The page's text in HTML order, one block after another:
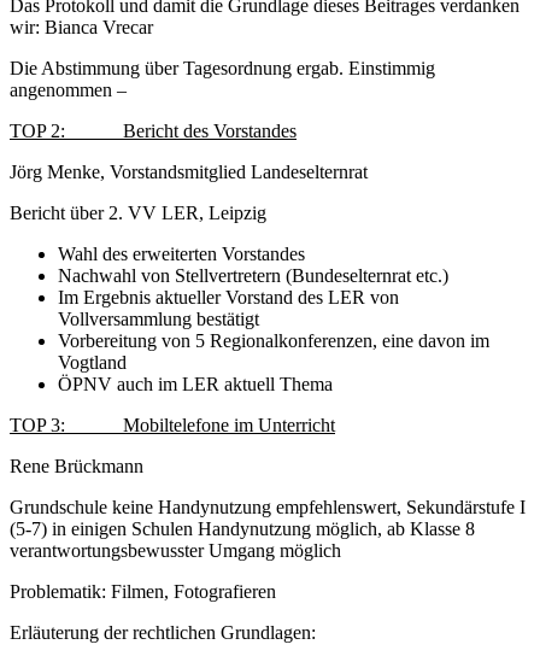
Das Protokoll und damit die Grundlage dieses Beitrages verdanken
wir: Bianca Vrecar
Die Abstimmung über Tagesordnung ergab. Einstimmig
angenommen –
TOP 2: Bericht des Vorstandes
Jörg Menke, Vorstandsmitglied Landeselternrat
Bericht über 2. VV LER, Leipzig
Wahl des erweiterten Vorstandes
Nachwahl von Stellvertretern (Bundeselternrat etc.)
Im Ergebnis aktueller Vorstand des LER von
Vollversammlung bestätigt
Vorbereitung von 5 Regionalkonferenzen, eine davon im
Vogtland
ÖPNV auch im LER aktuell Thema
TOP 3: Mobiltelefone im Unterricht
Rene Brückmann
Grundschule keine Handynutzung empfehlenswert, Sekundärstufe I
(5-7) in einigen Schulen Handynutzung möglich, ab Klasse 8
verantwortungsbewusster Umgang möglich
Problematik: Filmen, Fotografieren
Erläuterung der rechtlichen Grundlagen: